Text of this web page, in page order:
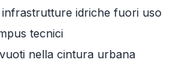
infrastrutture idriche fuori uso
tecnici
nella cintura urbana